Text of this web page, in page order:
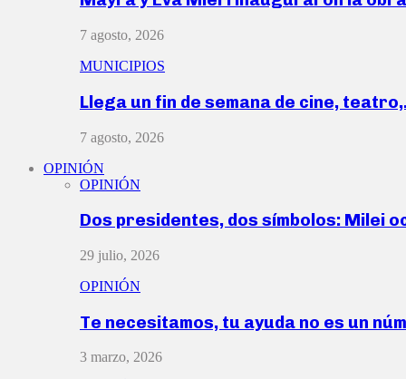
7 agosto, 2026
MUNICIPIOS
Llega un fin de semana de cine,
7 agosto, 2026
OPINIÓN
OPINIÓN
Dos presidentes, dos símbolos: Milei
29 julio, 2026
OPINIÓN
Te necesitamos, tu ayuda no es un
3 marzo, 2026